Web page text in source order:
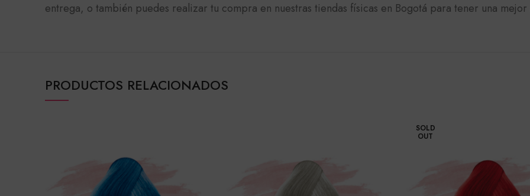
entrega, o también puedes realizar tu compra en nuestras tiendas físicas en Bogotá para tener una mejor
PRODUCTOS RELACIONADOS
SOLD
OUT